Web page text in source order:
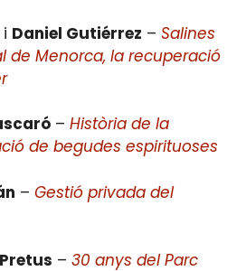
i Daniel Gutiérrez – Salines
de Menorca, la recuperació
– Història de la
de begudes espirituoses
– Gestió privada del
– 30 anys del Parc